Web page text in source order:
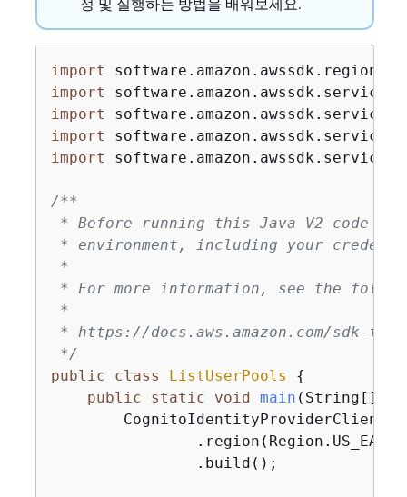
정 및 실행하는 방법을 배워보세요.
import
import
import
import
import
/**
* Before running this Java V2 code
* environment, including your
*
* For more information, see the
*
* https://docs.aws.amazon.com/sdk-
*/
public
class ListUserPools
{
public
static void main (String[]
CognitoIdentityProviderClient
                .build();